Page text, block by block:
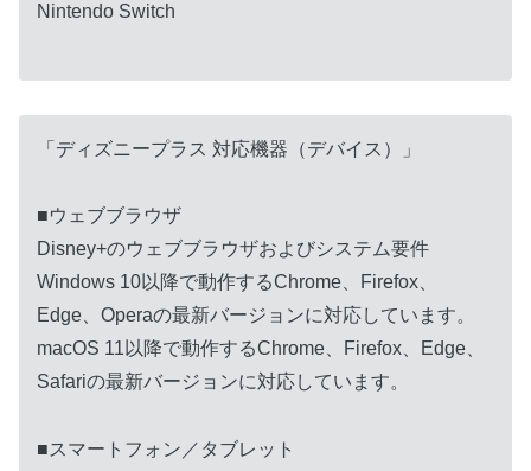
Nintendo Switch
「ディズニープラス 対応機器（デバイス）」
■ウェブブラウザ
Disney+のウェブブラウザおよびシステム要件
Windows 10以降で動作するChrome、Firefox、
Edge、Operaの最新バージョンに対応しています。
macOS 11以降で動作するChrome、Firefox、Edge、
Safariの最新バージョンに対応しています。
■スマートフォン／タブレット